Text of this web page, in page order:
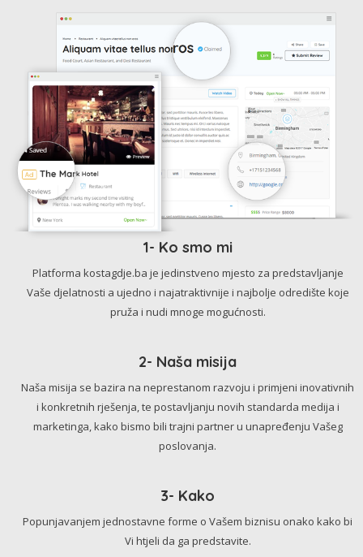
1- Ko smo mi
Platforma kostagdje.ba je jedinstveno mjesto za predstavljanje
Vaše djelatnosti a ujedno i najatraktivnije i najbolje odredište koje
pruža i nudi mnoge mogućnosti.
2- Naša misija
Naša misija se bazira na neprestanom razvoju i primjeni inovativnih
i konkretnih rješenja, te postavljanju novih standarda medija i
marketinga, kako bismo bili trajni partner u unapređenju Vašeg
poslovanja.
3- Kako
Popunjavanjem jednostavne forme o Vašem biznisu onako kako bi
Vi htjeli da ga predstavite.